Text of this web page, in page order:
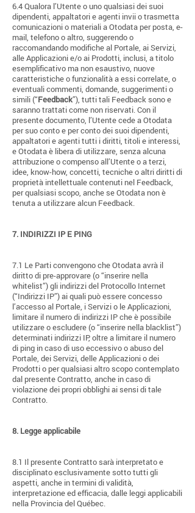
6.4 Qualora l’Utente o uno qualsiasi dei suoi
dipendenti, appaltatori e agenti invii o trasmetta
comunicazioni o materiali a Otodata per posta, e-
mail, telefono o altro, suggerendo o
raccomandando modifiche al Portale, ai Servizi,
alle Applicazioni e/o ai Prodotti, inclusi, a titolo
esemplificativo ma non esaustivo, nuove
caratteristiche o funzionalità a essi correlate, o
eventuali commenti, domande, suggerimenti o
simili (“Feedback”), tutti tali Feedback sono e
saranno trattati come non riservati. Con il
presente documento, l’Utente cede a Otodata
per suo conto e per conto dei suoi dipendenti,
appaltatori e agenti tutti i diritti, titoli e interessi,
e Otodata è libera di utilizzare, senza alcuna
attribuzione o compenso all’Utente o a terzi,
idee, know-how, concetti, tecniche o altri diritti di
proprietà intellettuale contenuti nel Feedback,
per qualsiasi scopo, anche se Otodata non è
tenuta a utilizzare alcun Feedback.
7. INDIRIZZI IP E PING
7.1 Le Parti convengono che Otodata avrà il
diritto di pre-approvare (o “inserire nella
whitelist”) gli indirizzi del Protocollo Internet
(“Indirizzi IP”) ai quali può essere concesso
l’accesso al Portale, i Servizi o le Applicazioni,
limitare il numero di indirizzi IP che è possibile
utilizzare o escludere (o “inserire nella blacklist”)
determinati indirizzi IP, oltre a limitare il numero
di ping in caso di uso eccessivo o abuso del
Portale, dei Servizi, delle Applicazioni o dei
Prodotti o per qualsiasi altro scopo contemplato
dal presente Contratto, anche in caso di
violazione dei propri obblighi ai sensi di tale
Contratto.
8. Legge applicabile
8.1 Il presente Contratto sarà interpretato e
disciplinato esclusivamente sotto tutti gli
aspetti, anche in termini di validità,
interpretazione ed efficacia, dalle leggi applicabili
nella Provincia del Québec.